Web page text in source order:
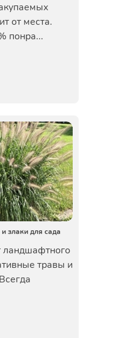
от места.
понра...
злаки для сада
травы и